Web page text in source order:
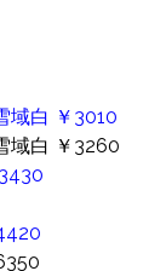
域白 ￥3010
域白 ￥3260